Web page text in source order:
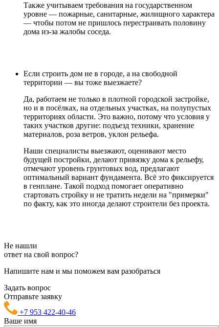
Также учитываем требования на государственном
уровне — пожарные, санитарные, жилищного характера
— чтобы потом не пришлось перестраивать половину
дома из-за жалобы соседа.
Если строить дом не в городе, а на свободной
территории — вы тоже выезжаете?
Да, работаем не только в плотной городской застройке,
но и в посёлках, на отдельных участках, на полупустых
территориях области. Это важно, потому что условия у
таких участков другие: подъезд техники, хранение
материалов, роза ветров, уклон рельефа.
Наши специалисты выезжают, оценивают место
будущей постройки, делают привязку дома к рельефу,
отмечают уровень грунтовых вод, предлагают
оптимальный вариант фундамента. Всё это фиксируется
в генплане. Такой подход помогает оперативно
стартовать стройку и не тратить недели на "примерки"
по факту, как это иногда делают строители без проекта.
Не нашли
ответ на свой вопрос?
Напишите нам и мы поможем вам разобраться
Задать вопрос
Отправьте заявку
+7 953 422-40-46
Ваше имя